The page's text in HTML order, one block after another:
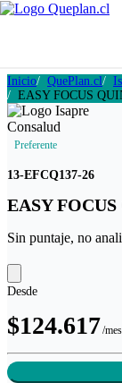
Inicio QuePlan.cl
EASY FOCUS
Preferente
13-EFCQ137-26
EASY
Sin puntaje, no
Desde
$124.617/mes